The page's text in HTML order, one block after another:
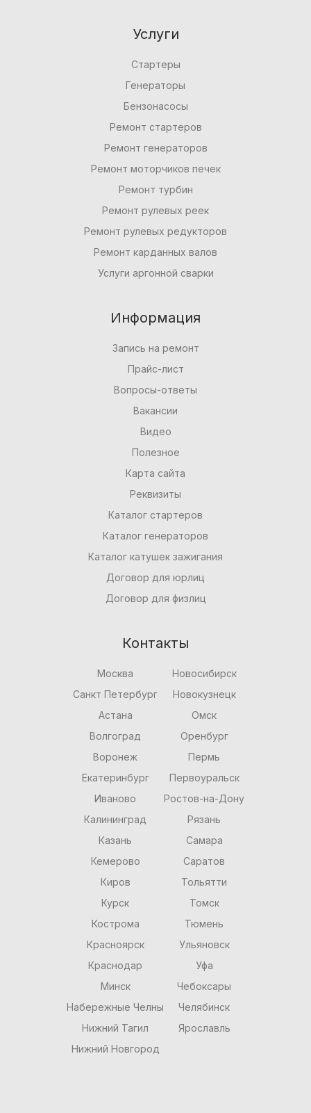
Услуги
Стартеры
Генераторы
Бензонасосы
Ремонт стартеров
Ремонт генераторов
Ремонт моторчиков печек
Ремонт турбин
Ремонт рулевых реек
Ремонт рулевых редукторов
Ремонт карданных валов
Услуги аргонной сварки
Информация
Запись на ремонт
Прайс-лист
Вопросы-ответы
Вакансии
Видео
Полезное
Карта сайта
Реквизиты
Каталог стартеров
Каталог генераторов
Каталог катушек зажигания
Договор для юрлиц
Договор для физлиц
Контакты
Москва
Санкт Петербург
Астана
Волгоград
Воронеж
Екатеринбург
Иваново
Калининград
Казань
Кемерово
Киров
Курск
Кострома
Красноярск
Краснодар
Минск
Набережные Челны
Нижний Тагил
Нижний Новгород
Новосибирск
Новокузнецк
Омск
Оренбург
Пермь
Первоуральск
Ростов-на-Дону
Рязань
Самара
Саратов
Тольятти
Томск
Тюмень
Ульяновск
Уфа
Чебоксары
Челябинск
Ярославль